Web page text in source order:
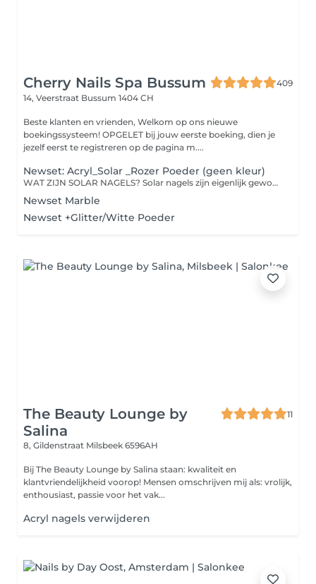
Cherry Nails Spa Bussum
409
14, Veerstraat Bussum 1404 CH
Beste klanten en vrienden, Welkom op ons nieuwe
boekingssysteem! OPGELET bij jouw eerste boeking, dien je
jezelf eerst te registreren op de pagina m....
Newset: Acryl_Solar _Rozer Poeder (geen kleur)
WAT ZIJN SOLAR NAGELS? Solar nagels zijn eigenlijk gewoon een merk acrylnagels. Ze worden op dezelfde wijze als acrylnagels gezet. Het verschil tussen acryl en solar? De kwaliteit. Solar nagels zijn namelijk heel dun, maar zeer sterk. Wil je graag natuurlijk uitziende en mooi glanzende nagels? Kies dan voor solar nagels in plaats van acryl. Na een week of drie moeten de nagels bijgewerkt worden. De uitgroei is bijna niet te zien, omdat het zodanig fijn is afgewerkt dat het verschil tussen de kunstnagel en je eigen nagel vrijwel onzichtbaar is.
Newset Marble
Newset +Glitter/Witte Poeder
The Beauty Lounge by
Salina
11
8, Gildenstraat Milsbeek 6596AH
Bij The Beauty Lounge by Salina staan: kwaliteit en
klantvriendelijkheid voorop! Mensen omschrijven mij als: vrolijk,
enthousiast, passie voor het vak...
Acryl nagels verwijderen